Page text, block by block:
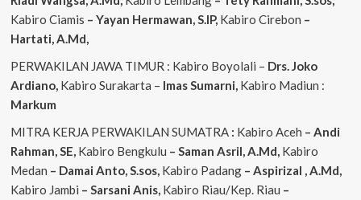
Kabiro Ciamis – Yayan Hermawan, S.IP, Kabiro Cirebon –
Hartati, A.Md,
PERWAKILAN JAWA TIMUR : Kabiro Boyolali – Drs. Joko
Ardiano, Kabiro Surakarta – ImasSumarni, Kabiro Madiun :
Markum
MITRA KERJA PERWAKILAN SUMATRA : Kabiro Aceh – Andi
Rahman, SE, Kabiro Bengkulu – Saman Asril, A.Md, Kabiro
Medan – Damai Anto, S.sos, Kabiro Padang– Aspirizal , A.Md,
Kabiro Jambi – Sarsani Anis, Kabiro Riau/Kep. Riau –